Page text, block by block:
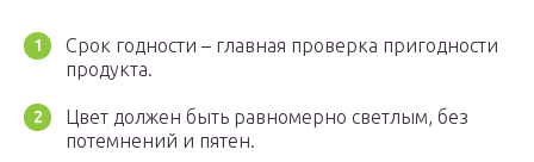
Срок годности – главная проверка пригодности
продукта.
Цвет должен быть равномерно светлым, без
потемнений и пятен.